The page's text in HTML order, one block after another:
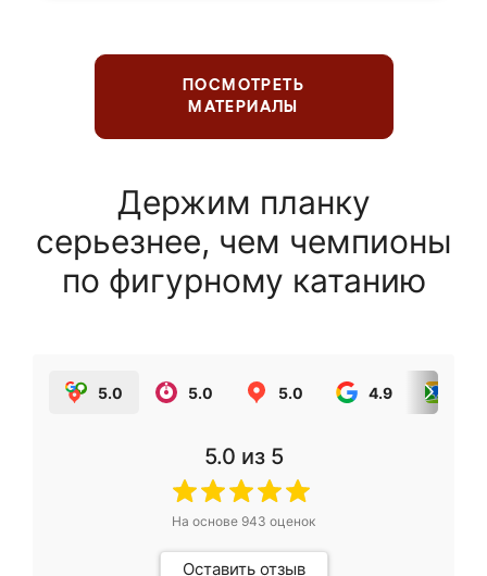
ПОСМОТРЕТЬ
МАТЕРИАЛЫ
Держим планку
серьезнее, чем чемпионы
по фигурному катанию
5.0 5.0 5.0 4.9
5.0 из 5
На основе 943 оценок
Оставить отзыв